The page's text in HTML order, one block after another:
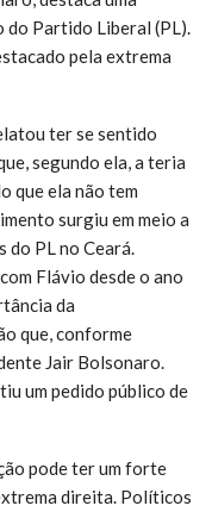
Partido Liberal (PL).
pela extrema
ter se sentido
segundo ela, a teria
que ela não tem
surgiu em meio a
do PL no Ceará.
Flávio desde o ano
da
que, conforme
Jair Bolsonaro.
um pedido público de
pode ter um forte
direita. Políticos